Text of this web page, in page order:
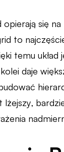
się
to
temu układ
daje